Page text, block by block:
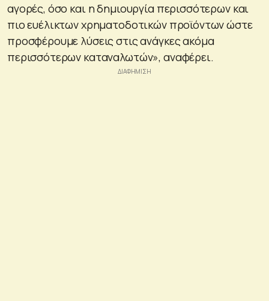
αγορές, όσο και η δημιουργία περισσότερων και
πιο ευέλικτων χρηματοδοτικών προϊόντων ώστε
προσφέρουμε λύσεις στις ανάγκες ακόμα
περισσότερων καταναλωτών», αναφέρει.